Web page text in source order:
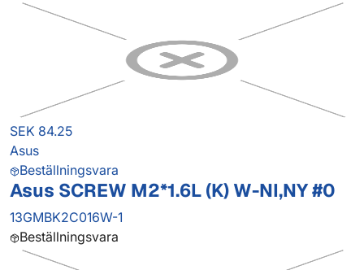
SEK 84.25
Asus
Beställningsvara
Asus SCREW M2*1.6L (K) W-NI,NY #0
13GMBK2C016W-1
Beställningsvara